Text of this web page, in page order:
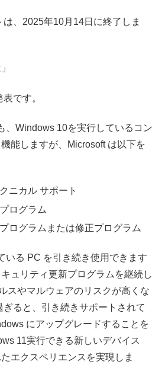
、2025年10月14日に終了しま
です。
、Windows 10を実行しているコン
能しますが、Microsoft は以下を
ニカル サポート
ログラム
ログラムまたは修正プログラム
いる PC を引き続き使用できます
ュリティ更新プログラムを継続し
スやマルウェアのリスクが高くな
ぎると、引き続きサポートされて
にアップグレードすることを
11実行できる新しいデバイス
エクスペリエンスを実現しま